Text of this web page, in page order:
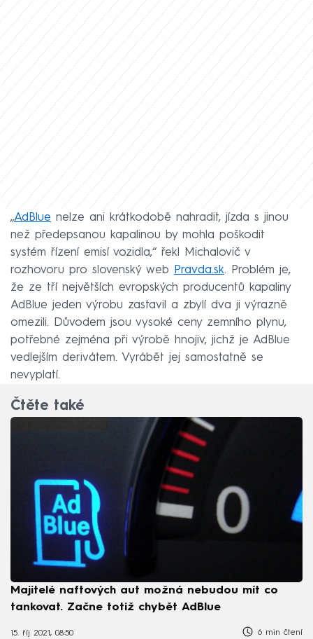
„AdBlue nelze ani krátkodobě nahradit, jízda s jinou
než předepsanou kapalinou by mohla poškodit
systém řízení emisí vozidla,“ řekl Michalovič v
rozhovoru pro slovenský web
Pravda.sk. Problém je,
že ze tří největších evropských producentů kapaliny
AdBlue jeden výrobu zastavil a zbylí dva ji výrazně
omezili. Důvodem jsou vysoké ceny zemního plynu,
potřebné zejména při výrobě hnojiv, jichž je AdBlue
vedlejším derivátem. Vyrábět jej samostatně se
nevyplatí.
Čtěte také
Majitelé naftových aut možná nebudou mít co
tankovat. Začne totiž chybět AdBlue
15. říj 2021, 08:50 6 min čtení